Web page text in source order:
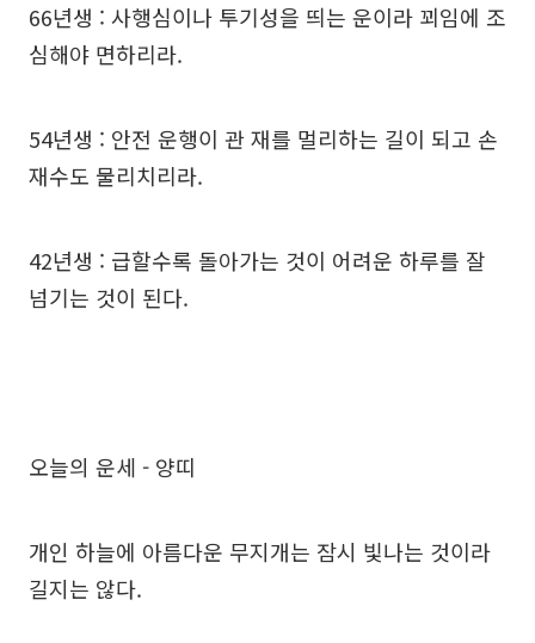
66년생 : 사행심이나 투기성을 띄는 운이라 꾀임에 조
심해야 면하리라.
54년생 : 안전 운행이 관 재를 멀리하는 길이 되고 손
재수도 물리치리라.
42년생 : 급할수록 돌아가는 것이 어려운 하루를 잘
넘기는 것이 된다.
오늘의 운세 - 양띠
개인 하늘에 아름다운 무지개는 잠시 빛나는 것이라
길지는 않다.